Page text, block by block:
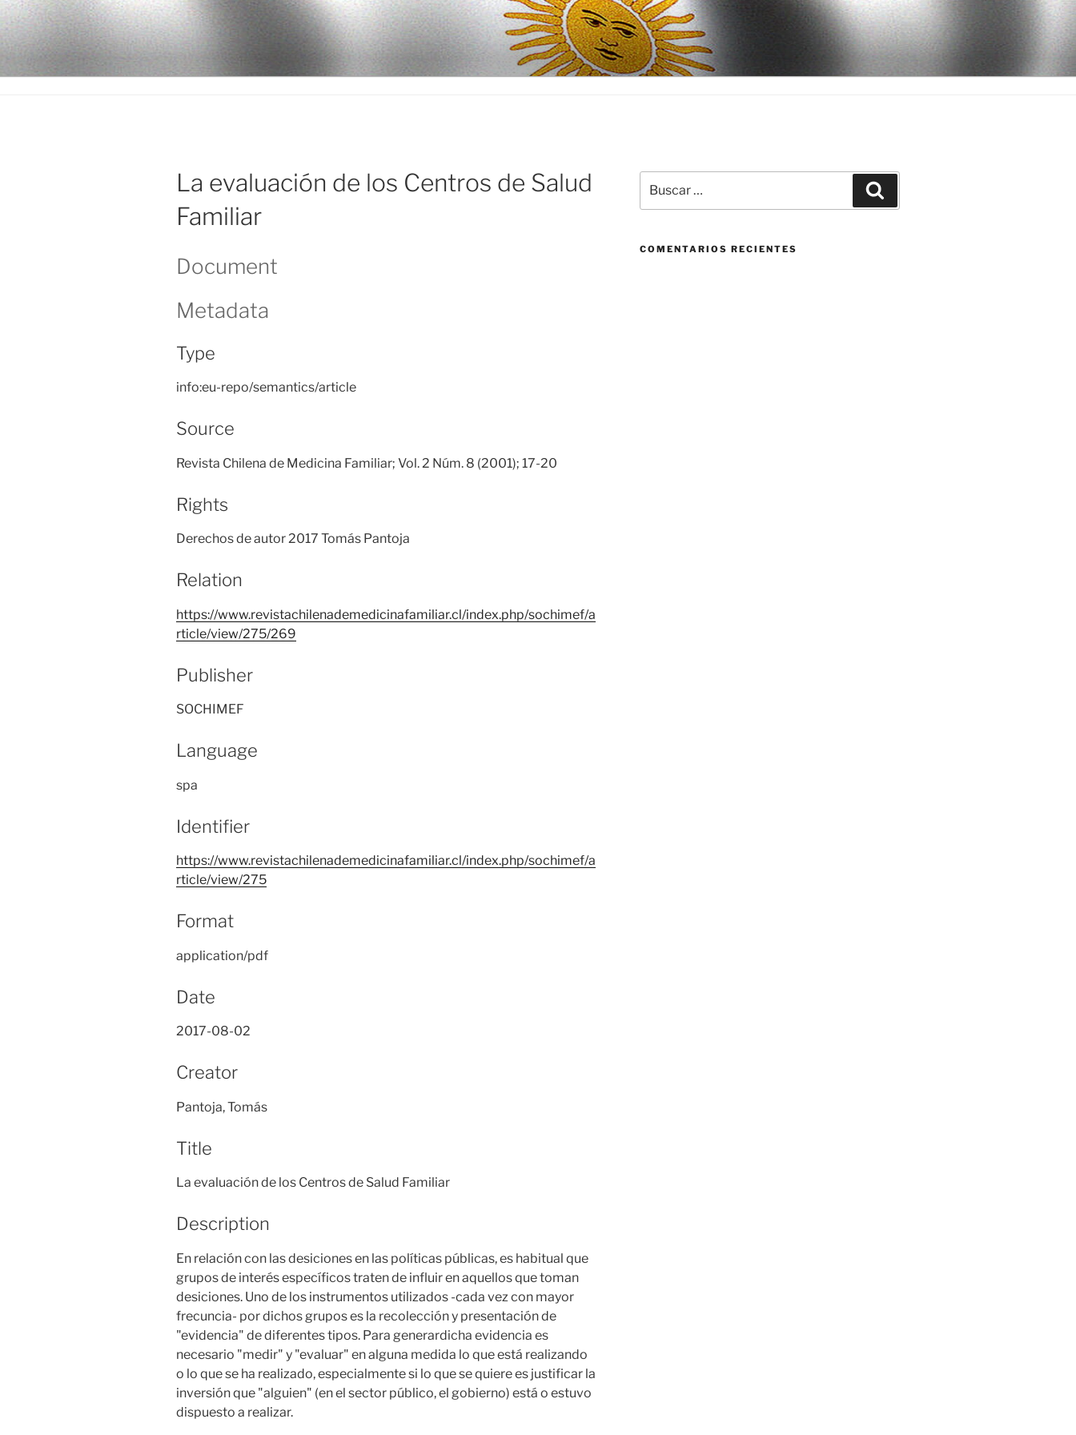
Ir
al
contenido
LEGISALUD
La evaluación de los Centros de Salud
Familiar
Document
Metadata
Type
info:eu-repo/semantics/article
Source
Revista Chilena de Medicina Familiar; Vol. 2 Núm. 8 (2001); 17-20
Rights
Derechos de autor 2017 Tomás Pantoja
Relation
https://www.revistachilenademedicinafamiliar.cl/index.php/sochimef/a
rticle/view/275/269
Publisher
SOCHIMEF
Language
spa
Identifier
https://www.revistachilenademedicinafamiliar.cl/index.php/sochimef/a
rticle/view/275
Format
application/pdf
Date
2017-08-02
Creator
Pantoja, Tomás
Title
La evaluación de los Centros de Salud Familiar
Description
En relación con las desiciones en las políticas públicas, es habitual que
grupos de interés específicos traten de influir en aquellos que toman
desiciones. Uno de los instrumentos utilizados -cada vez con mayor
frecuncia- por dichos grupos es la recolección y presentación de
"evidencia" de diferentes tipos. Para generardicha evidencia es
necesario "medir" y "evaluar" en alguna medida lo que está realizando
o lo que se ha realizado, especialmente si lo que se quiere es justificar la
inversión que "alguien" (en el sector público, el gobierno) está o estuvo
dispuesto a realizar.
por:
COMENTARIOS RECIENTES